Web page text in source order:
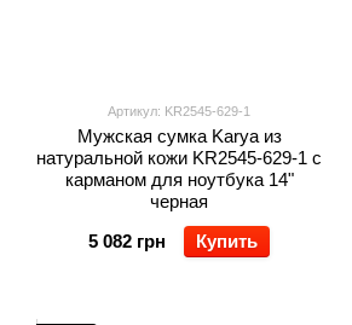
Артикул: KR2545-629-1
Мужская сумка Karya из
натуральной кожи KR2545-629-1 с
карманом для ноутбука 14"
черная
5 082 грн
Купить